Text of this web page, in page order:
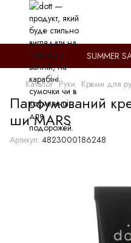
SUMMER
Каталог Руки Креми для
Парфумований
ши MARS
Артикул: 4823000186248